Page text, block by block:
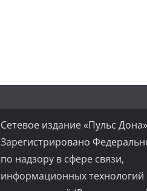
Сетевое издание «Пульс
Зарегистрировано
по надзору в сфере связи,
информационных технологий